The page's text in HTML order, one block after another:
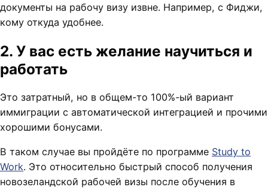
документы на рабочу визу извне. Например, с Фиджи,
кому откуда удобнее.
2. У вас есть желание научиться и
работать
Это затратный, но в общем-то 100%-ый вариант
иммиграции с автоматической интеграцией и прочими
хорошими бонусами.
В таком случае вы пройдёте по программе Study to
Work. Это относительно быстрый способ получения
новозеландской рабочей визы после обучения в